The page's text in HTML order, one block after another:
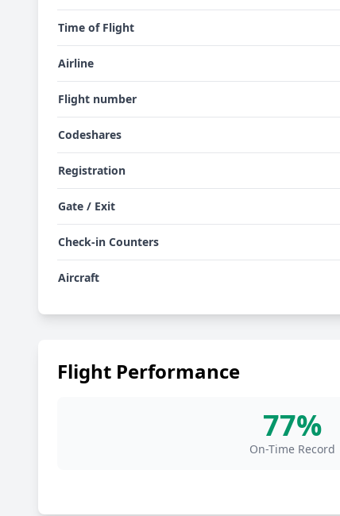
Time of Flight
Airline
Flight number
Codeshares
Registration
Gate / Exit
Check-in Counters
Aircraft
Flight Performance
77%
On-Time Record